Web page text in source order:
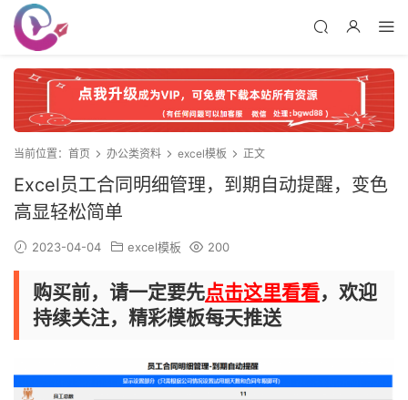
当前位置： 首页 办公类资料 excel模板 正文
Excel员工合同明细管理，到期自动提醒，变色
高显轻松简单
2023-04-04 excel模板 200
购买前，请一定要先点击这里看看，欢迎
持续关注，精彩模板每天推送